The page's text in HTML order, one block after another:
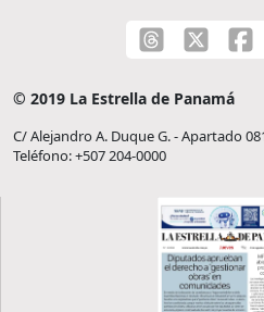
© 2019 La Estrella de Panamá
C/ Alejandro A. Duque G. - Apartado
Teléfono: +507 204-0000